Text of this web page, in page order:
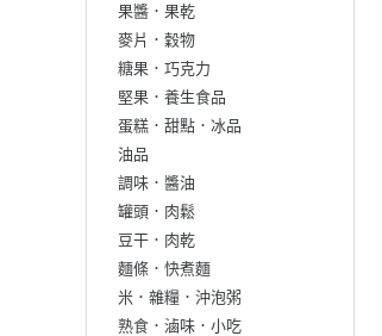
果醬．果乾
麥片．穀物
糖果．巧克力
堅果．養生食品
蛋糕．甜點．冰品
油品
調味．醬油
罐頭．肉鬆
豆干．肉乾
麵條．快煮麵
米．雜糧．沖泡粥
熟食．滷味．小吃